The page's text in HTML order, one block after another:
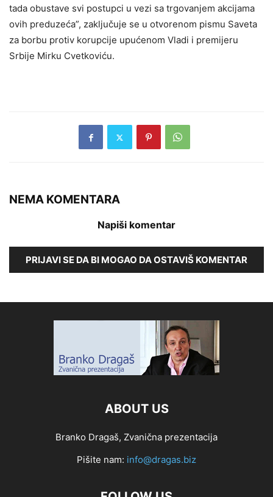
tаdа obustаve svi postupci u vezi sа trgovаnjem аkcijаmа
ovih preduzećа”, zaključuje se u otvorenom pismu Saveta
za borbu protiv korupcije upućenom Vladi i premijeru
Srbije Mirku Cvetkoviću.
NEMA KOMENTARA
Napiši komentar
PRIJAVI SE DA BI MOGAO DA OSTAVIŠ KOMENTAR
ABOUT US
Branko Dragaš, Zvanična prezentacija
Pišite nam: info@dragas.biz